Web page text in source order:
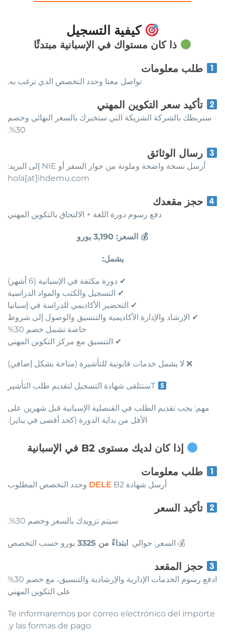
كيفية التسجيل
ذا كان مستواك في الإسبانية مبتدئًا
طلب معلومات
تواصل معنا وحدد التخصص الذي ترغب به.
تأكيد سعر التكوين المهني
سنربطك بالشركة الشريكة التي ستخبرك بالسعر النهائي وخصم
30%.
رسال الوثائق
أرسل نسخة واضحة وملونة من جواز السفر أو NIE إلى البريد:
hola[at]ihdemu.com
حجز مقعدك
دفع رسوم دورة اللغة + الالتحاق بالتكوين المهني
💰 السعر: 3,190 يورو
يشمل:
✔ دورة مكثفة في الإسبانية (6 أشهر)
✔ التسجيل والكتب والمواد الدراسية
✔ التحضير الأكاديمي للدراسة في إسبانيا
✔ الإرشاد والإدارة الأكاديمية والتنسيق والوصول إلى شروط
خاصة تشمل خصم 30%
✔ التنسيق مع مركز التكوين المهني
❌ لا يشمل خدمات قانونية للتأشيرة (متاحة بشكل إضافي)
Tستتلقى شهادة التسجيل لتقديم طلب التأشير
مهم: يجب تقديم الطلب في القنصلية الإسبانية قبل شهرين على
الأقل من بداية الدورة (كحد أقصى في يناير).
إذا كان لديك مستوى B2 في الإسبانية
طلب معلومات
أرسل شهادة DELE B2 وحدد التخصص المطلوب
تأكيد السعر
سيتم تزويدك بالسعر وخصم 30%.
💰 السعر: حوالي ابتداءً من 3325 يورو حسب التخصص
حجز المقعد
ادفع رسوم الخدمات الإدارية والإرشادية والتنسيق، مع خصم 30%
على التكوين المهني
Te informaremos por correo electrónico del importe
y las formas de pago.